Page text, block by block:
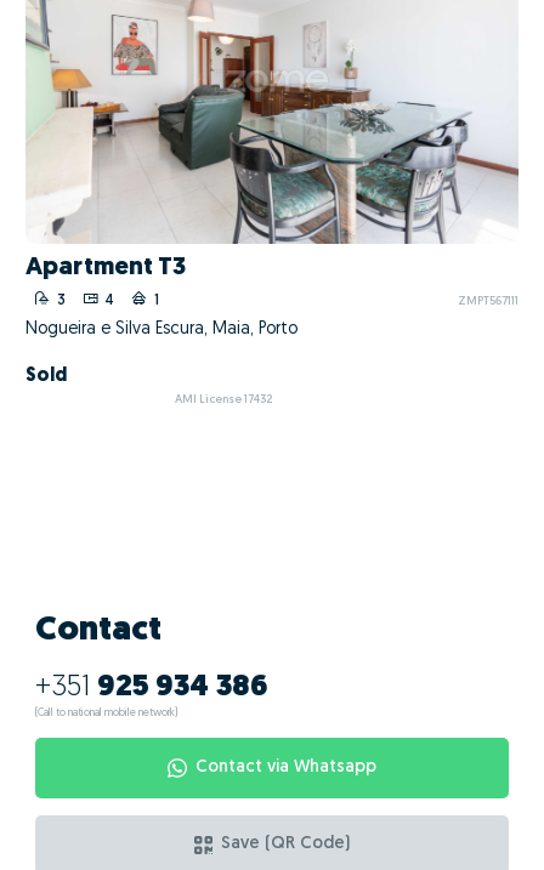
Apartment T3
3 4 1 ZMPT567111
Nogueira e Silva Escura, Maia, Porto
Sold
AMI License 17432
Contact
+351 925 934 386
(Call to national mobile network)
Contact via Whatsapp
Save (QR Code)